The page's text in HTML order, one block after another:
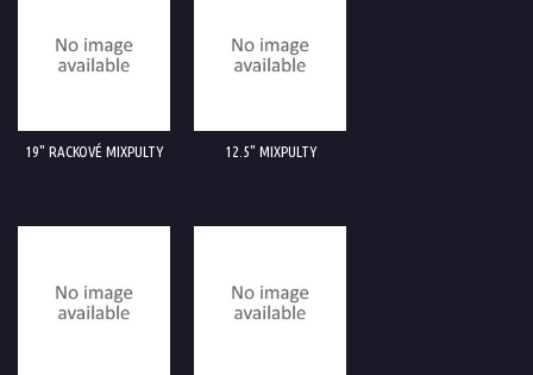
19" RACKOVÉ MIXPULTY 12.5" MIXPULTY